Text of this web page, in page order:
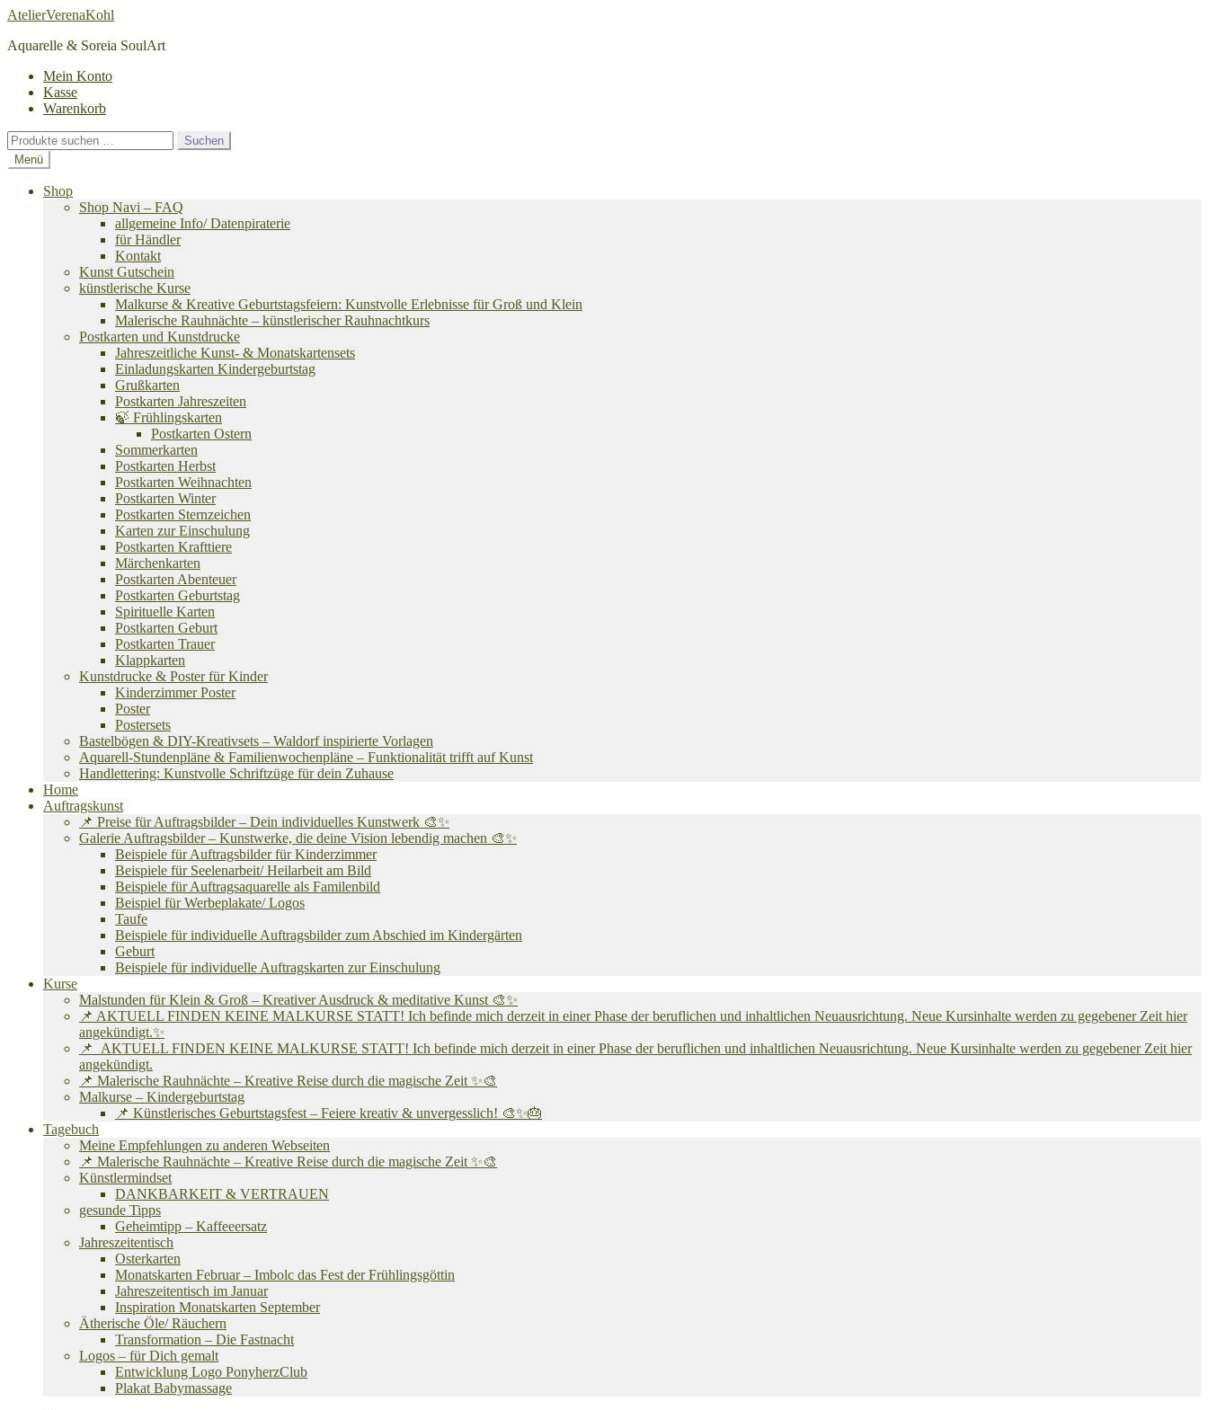
Zur
springen
Zum
springen
AtelierVerenaKohl
Aquarelle & Soreia SoulArt
Mein Konto
Kasse
Warenkorb
Suchen
nach:
Suchen
Menü
Shop
Shop Navi – FAQ
allgemeine Info/ Datenpiraterie
für Händler
Kontakt
Kunst Gutschein
künstlerische Kurse
Malkurse & Kreative Geburtstagsfeiern: Kunstvolle Erlebnisse für Groß und Klein
Malerische Rauhnächte – künstlerischer Rauhnachtkurs
Postkarten und Kunstdrucke
Jahreszeitliche Kunst- & Monatskartensets
Einladungskarten Kindergeburtstag
Grußkarten
Postkarten Jahreszeiten
🍃 Frühlingskarten
Postkarten Ostern
Sommerkarten
Postkarten Herbst
Postkarten Weihnachten
Postkarten Winter
Postkarten Sternzeichen
Karten zur Einschulung
Postkarten Krafttiere
Märchenkarten
Postkarten Abenteuer
Postkarten Geburtstag
Spirituelle Karten
Postkarten Geburt
Postkarten Trauer
Klappkarten
Kunstdrucke & Poster für Kinder
Kinderzimmer Poster
Poster
Postersets
Bastelbögen & DIY-Kreativsets – Waldorf inspirierte Vorlagen
Aquarell-Stundenpläne & Familienwochenpläne – Funktionalität trifft auf Kunst
Handlettering: Kunstvolle Schriftzüge für dein Zuhause
Home
Auftragskunst
📌 Preise für Auftragsbilder – Dein individuelles Kunstwerk 🎨✨
Galerie Auftragsbilder – Kunstwerke, die deine Vision lebendig machen 🎨✨
Beispiele für Auftragsbilder für Kinderzimmer
Beispiele für Seelenarbeit/ Heilarbeit am Bild
Beispiele für Auftragsaquarelle als Familenbild
Beispiel für Werbeplakate/ Logos
Taufe
Beispiele für individuelle Auftragsbilder zum Abschied im Kindergärten
Geburt
Beispiele für individuelle Auftragskarten zur Einschulung
Kurse
Malstunden für Klein & Groß – Kreativer Ausdruck & meditative Kunst 🎨✨
📌 AKTUELL FINDEN KEINE MALKURSE STATT! Ich befinde mich derzeit in einer Phase der beruflichen und inhaltlichen Neuausrichtung. Neue Kursinhalte werden zu gegebener Zeit hier
angekündigt.✨
📌 AKTUELL FINDEN KEINE MALKURSE STATT! Ich befinde mich derzeit in einer Phase der beruflichen und inhaltlichen Neuausrichtung. Neue Kursinhalte werden zu gegebener Zeit hier
angekündigt.
📌 Malerische Rauhnächte – Kreative Reise durch die magische Zeit ✨🎨
Malkurse – Kindergeburtstag
📌 Künstlerisches Geburtstagsfest – Feiere kreativ & unvergesslich! 🎨✨🎂
Tagebuch
Meine Empfehlungen zu anderen Webseiten
📌 Malerische Rauhnächte – Kreative Reise durch die magische Zeit ✨🎨
Künstlermindset
DANKBARKEIT & VERTRAUEN
gesunde Tipps
Geheimtipp – Kaffeeersatz
Jahreszeitentisch
Osterkarten
Monatskarten Februar – Imbolc das Fest der Frühlingsgöttin
Jahreszeitentisch im Januar
Inspiration Monatskarten September
Ätherische Öle/ Räuchern
Transformation – Die Fastnacht
Logos – für Dich gemalt
Entwicklung Logo PonyherzClub
Plakat Babymassage